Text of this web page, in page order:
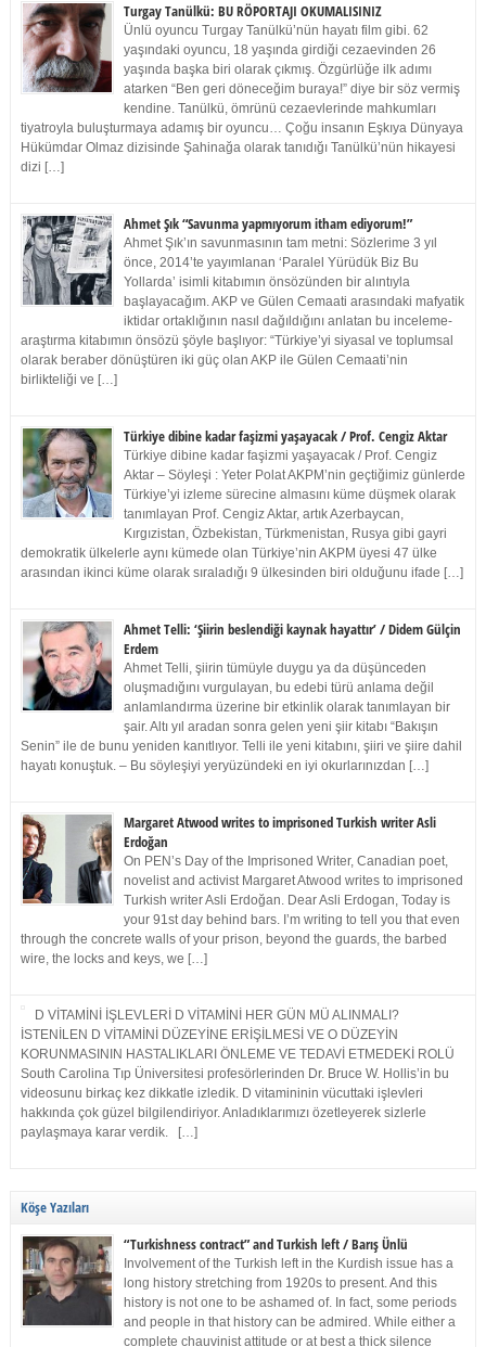
Turgay Tanülkü: BU RÖPORTAJI OKUMALISINIZ
Ünlü oyuncu Turgay Tanülkü’nün hayatı film gibi. 62
yaşındaki oyuncu, 18 yaşında girdiği cezaevinden 26
yaşında başka biri olarak çıkmış. Özgürlüğe ilk adımı
atarken “Ben geri döneceğim buraya!” diye bir söz vermiş
kendine. Tanülkü, ömrünü cezaevlerinde mahkumları
tiyatroyla buluşturmaya adamış bir oyuncu… Çoğu insanın Eşkıya Dünyaya
Hükümdar Olmaz dizisinde Şahinağa olarak tanıdığı Tanülkü’nün hikayesi
dizi […]
Ahmet Şık “Savunma yapmıyorum itham ediyorum!”
Ahmet Şık’ın savunmasının tam metni: Sözlerime 3 yıl
önce, 2014’te yayımlanan ‘Paralel Yürüdük Biz Bu
Yollarda’ isimli kitabımın önsözünden bir alıntıyla
başlayacağım. AKP ve Gülen Cemaati arasındaki mafyatik
iktidar ortaklığının nasıl dağıldığını anlatan bu inceleme-
araştırma kitabımın önsözü şöyle başlıyor: “Türkiye’yi siyasal ve toplumsal
olarak beraber dönüştüren iki güç olan AKP ile Gülen Cemaati’nin
birlikteliği ve […]
Türkiye dibine kadar faşizmi yaşayacak / Prof. Cengiz Aktar
Türkiye dibine kadar faşizmi yaşayacak / Prof. Cengiz
Aktar – Söyleşi : Yeter Polat AKPM’nin geçtiğimiz günlerde
Türkiye’yi izleme sürecine almasını küme düşmek olarak
tanımlayan Prof. Cengiz Aktar, artık Azerbaycan,
Kırgızistan, Özbekistan, Türkmenistan, Rusya gibi gayri
demokratik ülkelerle aynı kümede olan Türkiye’nin AKPM üyesi 47 ülke
arasından ikinci küme olarak sıraladığı 9 ülkesinden biri olduğunu ifade […]
Ahmet Telli: ‘Şiirin beslendiği kaynak hayattır’ / Didem Gülçin
Erdem
Ahmet Telli, şiirin tümüyle duygu ya da düşünceden
oluşmadığını vurgulayan, bu edebi türü anlama değil
anlamlandırma üzerine bir etkinlik olarak tanımlayan bir
şair. Altı yıl aradan sonra gelen yeni şiir kitabı “Bakışın
Senin” ile de bunu yeniden kanıtlıyor. Telli ile yeni kitabını, şiiri ve şiire dahil
hayatı konuştuk. – Bu söyleşiyi yeryüzündeki en iyi okurlarınızdan […]
Margaret Atwood writes to imprisoned Turkish writer Asli
Erdoğan
On PEN’s Day of the Imprisoned Writer, Canadian poet,
novelist and activist Margaret Atwood writes to imprisoned
Turkish writer Asli Erdoğan. Dear Asli Erdogan, Today is
your 91st day behind bars. I’m writing to tell you that even
through the concrete walls of your prison, beyond the guards, the barbed
wire, the locks and keys, we […]
D VİTAMİNİ İŞLEVLERİ D VİTAMİNİ HER GÜN MÜ ALINMALI?
İSTENİLEN D VİTAMİNİ DÜZEYİNE ERİŞİLMESİ VE O DÜZEYİN
KORUNMASININ HASTALIKLARI ÖNLEME VE TEDAVİ ETMEDEKİ ROLÜ
South Carolina Tıp Üniversitesi profesörlerinden Dr. Bruce W. Hollis’in bu
videosunu birkaç kez dikkatle izledik. D vitamininin vücuttaki işlevleri
hakkında çok güzel bilgilendiriyor. Anladıklarımızı özetleyerek sizlerle
paylaşmaya karar verdik. […]
Köşe Yazıları
“Turkishness contract” and Turkish left / Barış Ünlü
Involvement of the Turkish left in the Kurdish issue has a
long history stretching from 1920s to present. And this
history is not one to be ashamed of. In fact, some periods
and people in that history can be admired. While either a
complete chauvinist attitude or at best a thick silence